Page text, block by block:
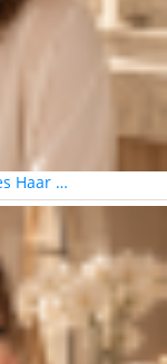
Haar …